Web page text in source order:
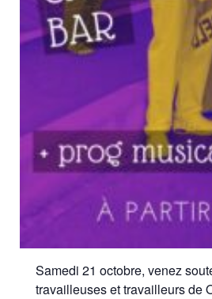
Samedi 21 octobre, venez
travailleuses et travailleurs de